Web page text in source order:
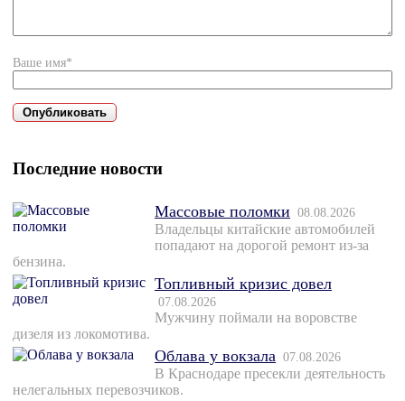
Ваше имя*
Последние новости
Массовые поломки 08.08.2026
Владельцы китайские автомобилей
попадают на дорогой ремонт из-за
бензина.
Топливный кризис довел
07.08.2026
Мужчину поймали на воровстве
дизеля из локомотива.
Облава у вокзала 07.08.2026
В Краснодаре пресекли деятельность
нелегальных перевозчиков.